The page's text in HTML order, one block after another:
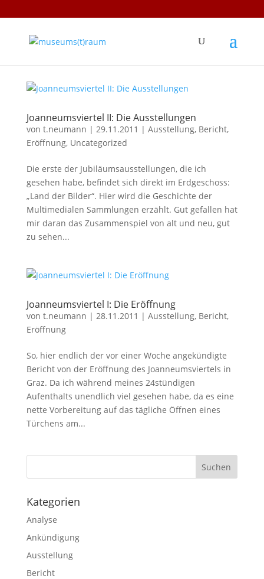
Joanneumsviertel II: Die Ausstellungen
von t.neumann | 29.11.2011 | Ausstellung, Bericht,
Eröffnung, Uncategorized
Die erste der Jubiläumsausstellungen, die ich
gesehen habe, befindet sich direkt im Erdgeschoss:
„Land der Bilder“. Hier wird die Geschichte der
Multimedialen Sammlungen erzählt. Gut gefallen hat
mir daran das Zusammenspiel von alt und neu, gut
zu sehen...
Joanneumsviertel I: Die Eröffnung
von t.neumann | 28.11.2011 | Ausstellung, Bericht,
Eröffnung
So, hier endlich der vor einer Woche angekündigte
Bericht von der Eröffnung des Joanneumsviertels in
Graz. Da ich während meines 24stündigen
Aufenthalts unendlich viel gesehen habe, da es eine
nette Vorbereitung auf das tägliche Öffnen eines
Türchens am...
Kategorien
Analyse
Ankündigung
Ausstellung
Bericht